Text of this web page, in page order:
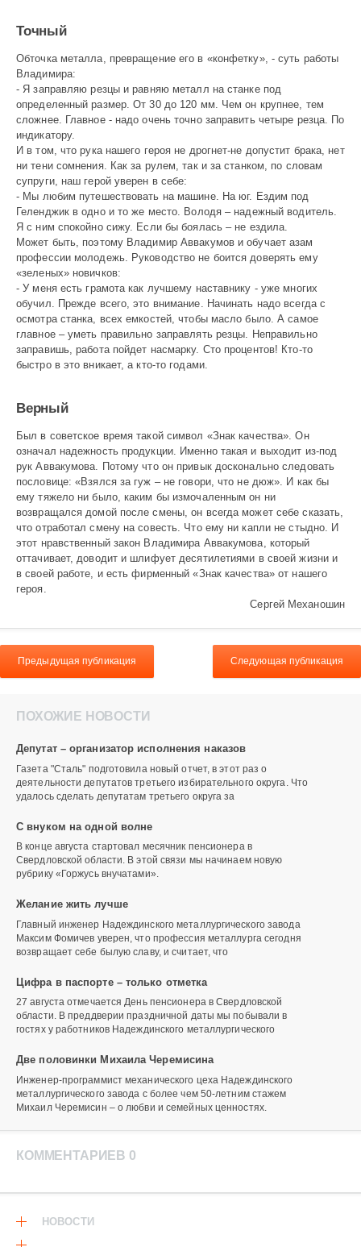
Точный
Обточка металла, превращение его в «конфетку», - суть работы
Владимира:
- Я заправляю резцы и равняю металл на станке под
определенный размер. От 30 до 120 мм. Чем он крупнее, тем
сложнее. Главное - надо очень точно заправить четыре резца. По
индикатору.
И в том, что рука нашего героя не дрогнет-не допустит брака, нет
ни тени сомнения. Как за рулем, так и за станком, по словам
супруги, наш герой уверен в себе:
- Мы любим путешествовать на машине. На юг. Ездим под
Геленджик в одно и то же место. Володя – надежный водитель.
Я с ним спокойно сижу. Если бы боялась – не ездила.
Может быть, поэтому Владимир Аввакумов и обучает азам
профессии молодежь. Руководство не боится доверять ему
«зеленых» новичков:
- У меня есть грамота как лучшему наставнику - уже многих
обучил. Прежде всего, это внимание. Начинать надо всегда с
осмотра станка, всех емкостей, чтобы масло было. А самое
главное – уметь правильно заправлять резцы. Неправильно
заправишь, работа пойдет насмарку. Сто процентов! Кто-то
быстро в это вникает, а кто-то годами.
Верный
Был в советское время такой символ «Знак качества». Он
означал надежность продукции. Именно такая и выходит из-под
рук Аввакумова. Потому что он привык досконально следовать
пословице: «Взялся за гуж – не говори, что не дюж». И как бы
ему тяжело ни было, каким бы измочаленным он ни
возвращался домой после смены, он всегда может себе сказать,
что отработал смену на совесть. Что ему ни капли не стыдно. И
этот нравственный закон Владимира Аввакумова, который
оттачивает, доводит и шлифует десятилетиями в своей жизни и
в своей работе, и есть фирменный «Знак качества» от нашего
героя.
Сергей Механошин
Предыдущая публикация Следующая публикация
ПОХОЖИЕ НОВОСТИ
Депутат – организатор исполнения наказов
Газета "Сталь" подготовила новый отчет, в этот раз о
деятельности депутатов третьего избирательного округа. Что
удалось сделать депутатам третьего округа за
С внуком на одной волне
В конце августа стартовал месячник пенсионера в
Свердловской области. В этой связи мы начинаем новую
рубрику «Горжусь внучатами».
Желание жить лучше
Главный инженер Надеждинского металлургического завода
Максим Фомичев уверен, что профессия металлурга сегодня
возвращает себе былую славу, и считает, что
Цифра в паспорте – только отметка
27 августа отмечается День пенсионера в Свердловской
области. В преддверии праздничной даты мы побывали в
гостях у работников Надеждинского металлургического
Две половинки Михаила Черемисина
Инженер-программист механического цеха Надеждинского
металлургического завода с более чем 50-летним стажем
Михаил Черемисин – о любви и семейных ценностях.
КОММЕНТАРИЕВ 0
НОВОСТИ